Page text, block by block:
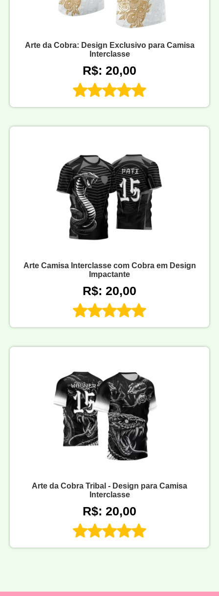
Arte da Cobra: Design Exclusivo para Camisa
Interclasse
R$: 20,00
Arte Camisa Interclasse com Cobra em Design
Impactante
R$: 20,00
Arte da Cobra Tribal - Design para Camisa
Interclasse
R$: 20,00